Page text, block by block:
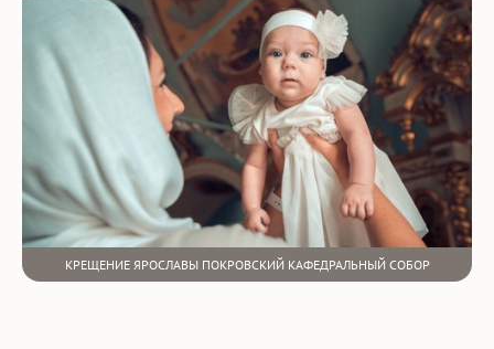
КРЕЩЕНИЕ ЯРОСЛАВЫ ПОКРОВСКИЙ КАФЕДРАЛЬНЫЙ СОБОР